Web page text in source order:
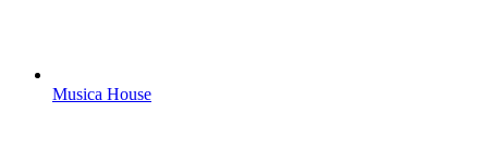
Musica House